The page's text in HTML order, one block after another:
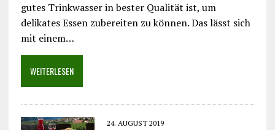
gutes Trinkwasser in bester Qualität ist, um
delikates Essen zubereiten zu können. Das lässt sich
mit einem…
WEITERLESEN
24. AUGUST 2019